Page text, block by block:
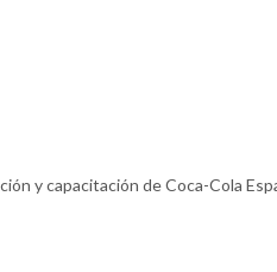
y capacitación de Coca-Cola